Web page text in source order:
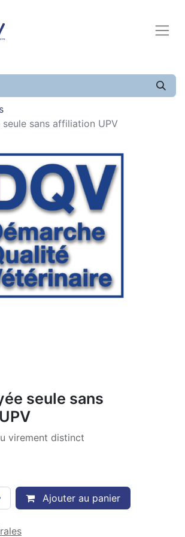
seule sans affiliation UPV
seule sans
virement distinct
Ajouter au panier